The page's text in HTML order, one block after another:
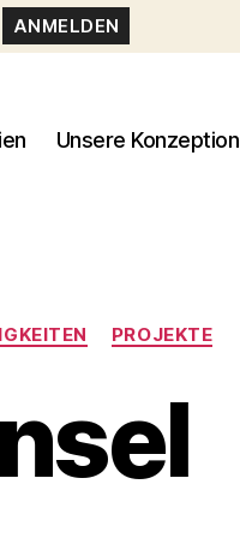
Unsere Konzeption
PROJEKTE